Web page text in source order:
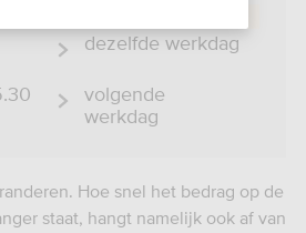
dezelfde werkdag
volgende
werkdag
Hoe snel het bedrag op de
staat, hangt namelijk ook af van